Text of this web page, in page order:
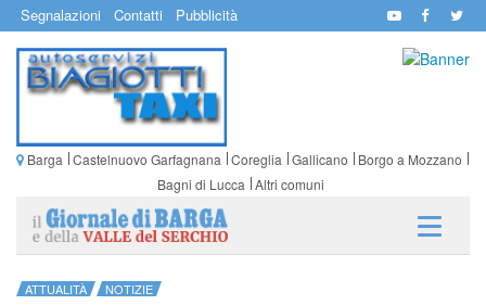
Segnalazioni Contatti Pubblicità
Barga Castelnuovo Garfagnana Coreglia Gallicano
Borgo a Mozzano
Bagni di Lucca Altri comuni
ATTUALITÀ NOTIZIE